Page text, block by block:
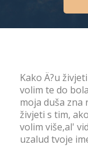
Kako Ä?u
volim te do
moja duša zna
živjeti s tim,
volim više,al'
uzalud tvoje